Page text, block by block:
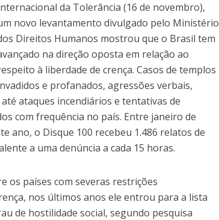
da Tolerância (16 de novembro),
novo levantamento divulgado pelo Ministério
Direitos Humanos mostrou que o Brasil tem
na direção oposta em relação ao
à liberdade de crença. Casos de templos
e profanados, agressões verbais,
ataques incendiários e tentativas de
com frequência no país. Entre janeiro de
ano, o Disque 100 recebeu 1.486 relatos de
a uma denúncia a cada 15 horas.
os países com severas restrições
nos últimos anos ele entrou para a lista
de hostilidade social, segundo pesquisa